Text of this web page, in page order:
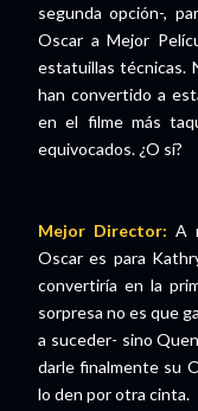
segunda opción-,
Oscar a Mejor
estatuillas técnicas.
han convertido a
en el filme más
equivocados. ¿O sí?
Mejor Director: A
Oscar es para
convertiría en la
sorpresa no es que
a suceder- sino
darle finalmente su
lo den por otra cinta.